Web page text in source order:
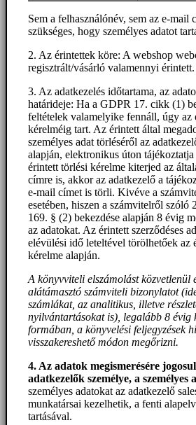
Sem a felhasználónév, sem az e-mail
szükséges, hogy személyes adatot
2. Az érintettek köre: A webshop
regisztrált/vásárló valamennyi érintett.
3. Az adatkezelés időtartama, az
határideje: Ha a GDPR 17. cikk (1)
feltételek valamelyike fennáll, úgy az
kérelméig tart. Az érintett által
személyes adat törléséről az
alapján, elektronikus úton
érintett törlési kérelme kiterjed az
címre is, akkor az adatkezelő a
e-mail címet is törli. Kivéve a
esetében, hiszen a számvitelről szóló
169. § (2) bekezdése alapján 8 évig
az adatokat. Az érintett szerződéses
elévülési idő leteltével törölhetőek az
kérelme alapján.
A könyvviteli elszámolást közvetlenül
alátámasztó számviteli bizonylatot
számlákat, az analitikus, illetve
nyilvántartásokat is), legalább 8 évig
formában, a könyvelési feljegyzések
visszakereshető módon megőrizni.
4. Az adatok megismerésére
adatkezelők személye, a személyes
személyes adatokat az adatkezelő
munkatársai kezelhetik, a fenti
tartásával.